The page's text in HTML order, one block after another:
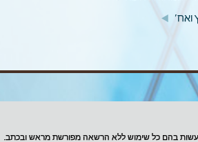
לעשות בהם כל שימוש ללא הרשאה מפורשת מראש ובכתב.